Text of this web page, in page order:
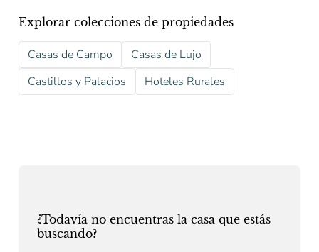
Explorar colecciones de propiedades
Casas de Campo
Casas de Lujo
Castillos y Palacios
Hoteles Rurales
¿Todavía no encuentras la casa que estás
buscando?